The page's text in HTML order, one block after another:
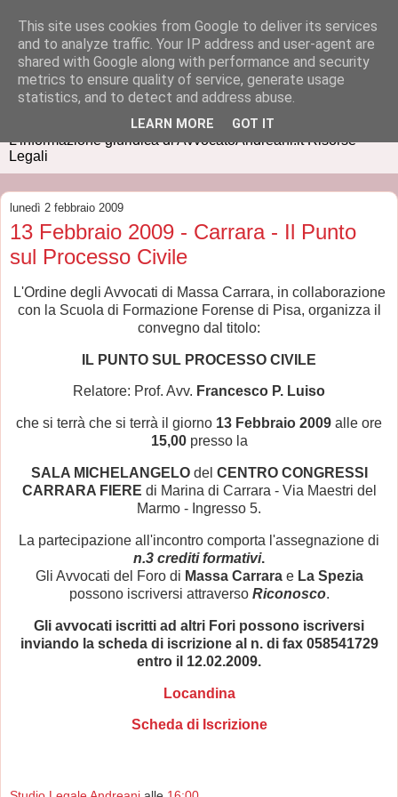
IUSPRESS
L'informazione giuridica di AvvocatoAndreani.it Risorse
Legali
lunedì 2 febbraio 2009
13 Febbraio 2009 - Carrara - Il Punto
sul Processo Civile
L'Ordine degli Avvocati di Massa Carrara, in collaborazione
con la Scuola di Formazione Forense di Pisa, organizza il
convegno dal titolo:
IL PUNTO SUL PROCESSO CIVILE
Relatore: Prof. Avv. Francesco P. Luiso
che si terrà che si terrà il giorno 13 Febbraio 2009 alle ore
15,00 presso la
SALA MICHELANGELOdel CENTRO CONGRESSI
CARRARA FIERE di Marina di Carrara - Via Maestri del
Marmo - Ingresso 5.
La partecipazione all'incontro comporta l'assegnazione di
n.3 crediti formativi.
Gli Avvocati del Foro di Massa Carrarae La Spezia
possono iscriversi attraverso Riconosco.
Gli avvocati iscritti ad altri Fori possono iscriversi
inviando la scheda di iscrizione al n. di fax 058541729
entro il 12.02.2009.
Locandina
Scheda di Iscrizione
This site uses cookies from Google to deliver its services
and to analyze traffic. Your IP address and user-agent are
shared with Google along with performance and security
metrics to ensure quality of service, generate usage
statistics, and to detect and address abuse.
LEARN MORE GOT IT